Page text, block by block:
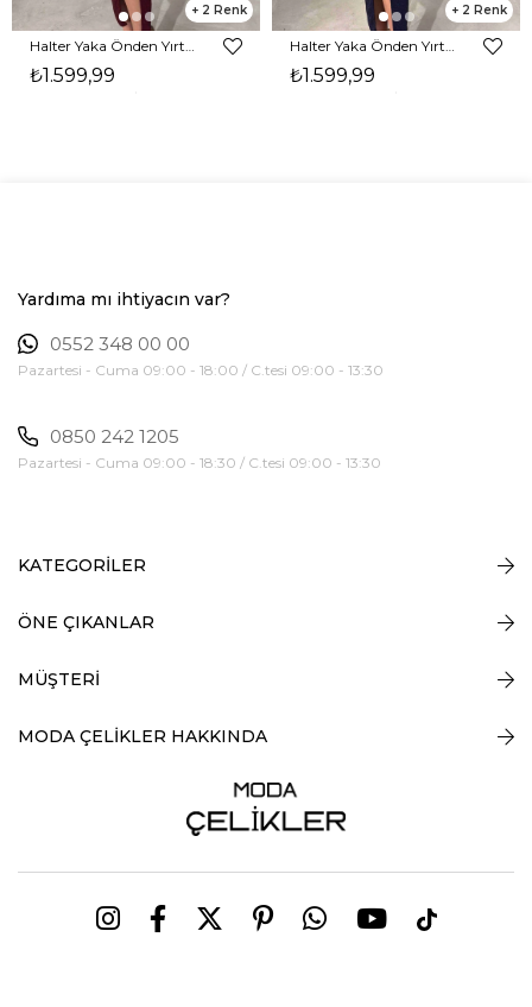
2
₺1.599,99
2
₺1.599,99
Yardıma mı ihtiyacın var?
0552 348 00 00
Pazartesi - Cuma 09:00 - 18:00 / C.tesi 09:00 - 13:30
0850 242 1205
Pazartesi - Cuma 09:00 - 18:30 / C.tesi 09:00 - 13:30
KATEGORİLER
ÖNE ÇIKANLAR
MÜŞTERİ
MODA ÇELİKLER HAKKINDA